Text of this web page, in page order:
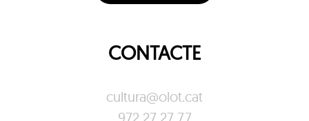
CONTACTE
cultura@olot.cat
972 27 27 77